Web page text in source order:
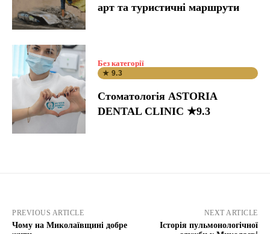
арт та туристичні маршрути
Без категорії
★ 9.3
Стоматологія ASTORIA
DENTAL CLINIC ★9.3
PREVIOUS ARTICLE
Чому на Миколаївщині добре
NEXT ARTICLE
Історія пульмонологічної